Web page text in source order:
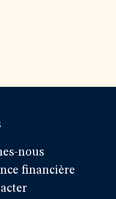
nous
financière